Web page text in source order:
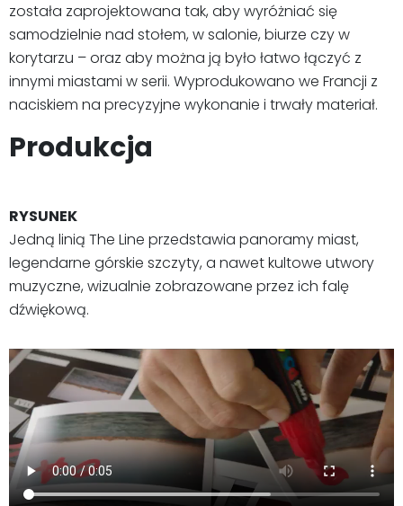
została zaprojektowana tak, aby wyróżniać się
samodzielnie nad stołem, w salonie, biurze czy w
korytarzu – oraz aby można ją było łatwo łączyć z
innymi miastami w serii. Wyprodukowano we Francji z
naciskiem na precyzyjne wykonanie i trwały materiał.
Produkcja
RYSUNEK
Jedną linią The Line przedstawia panoramy miast,
legendarne górskie szczyty, a nawet kultowe utwory
muzyczne, wizualnie zobrazowane przez ich falę
dźwiękową.